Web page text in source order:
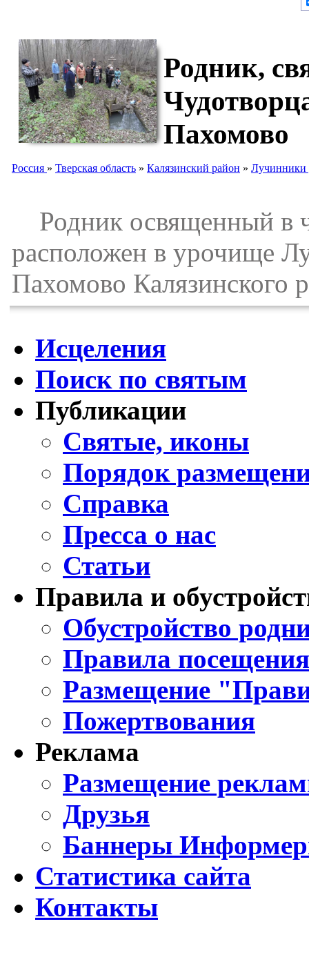
Родник,
Пахомово
Россия » Тверская область » Калязинский район » Лучинники
Родник освященный в
расположен в урочище
Пахомово Калязинского
Исцеления
Поиск по святым
Публикации
Святые, иконы
Порядок
Справка
Пресса о нас
Статьи
Правила и
Обустройство
Правила
Размещение
Пожертвования
Реклама
Размещение
Друзья
Баннеры
Статистика сайта
Контакты